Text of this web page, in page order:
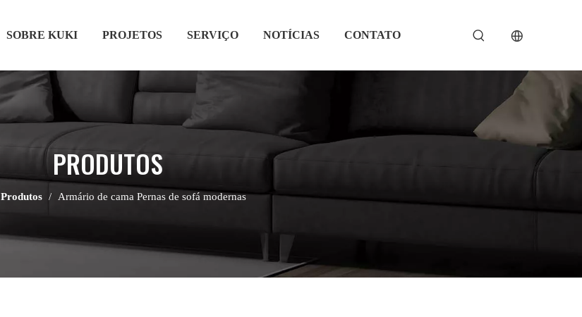
SOBRE KUKI PROJETOS SERVIÇO NOTÍCIAS CONTATO
PRODUTOS
Produtos / Armário de cama Pernas de sofá modernas